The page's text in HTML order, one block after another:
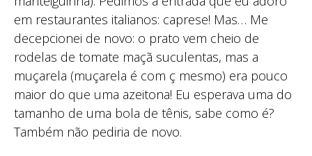
em restaurantes italianos: caprese! Mas… Me
decepcionei de novo: o prato vem cheio de
rodelas de tomate maçã suculentas, mas a
muçarela (muçarela é com ç mesmo) era pouco
maior do que uma azeitona! Eu esperava uma do
tamanho de uma bola de tênis, sabe como é?
Também não pediria de novo.